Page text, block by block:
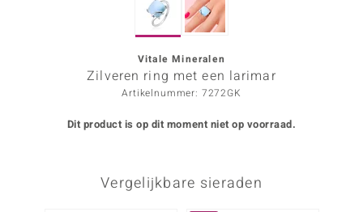
Vitale Mineralen
Zilveren ring met een larimar
Artikelnummer: 7272GK
Dit product is op dit moment niet op voorraad.
Vergelijkbare sieraden